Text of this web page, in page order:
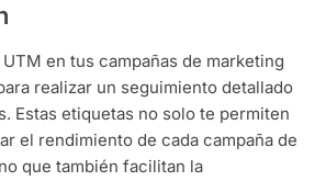
en tus campañas de marketing
realizar un seguimiento detallado
Estas etiquetas no solo te permiten
el rendimiento de cada campaña de
que también facilitan la